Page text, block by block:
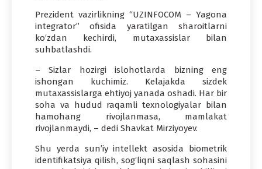
Prezident vazirlikning “UZINFOCOM – Yagona
integrator” ofisida yaratilgan sharoitlarni
ko‘zdan kechirdi, mutaxassislar bilan
suhbatlashdi.
– Sizlar hozirgi islohotlarda bizning eng
ishongan kuchimiz. Kelajakda sizdek
mutaxassislarga ehtiyoj yanada oshadi. Har bir
soha va hudud raqamli texnologiyalar bilan
hamohang rivojlanmasa, mamlakat
rivojlanmaydi, – dedi Shavkat Mirziyoyev.
Shu yerda sun’iy intellekt asosida biometrik
identifikatsiya qilish, sog‘liqni saqlash sohasini